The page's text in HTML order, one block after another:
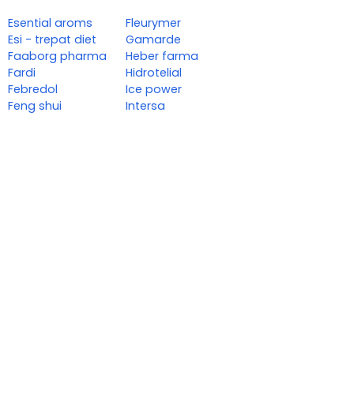
Esential aroms
Esi - trepat diet
Faaborg pharma
Fardi
Febredol
Feng shui
Fleurymer
Gamarde
Heber farma
Hidrotelial
Ice power
Intersa